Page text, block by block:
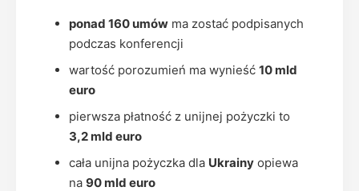
ponad 160 umów ma zostać podpisanych
podczas konferencji
wartość porozumień ma wynieść 10 mld
euro
pierwsza płatność z unijnej pożyczki to
3,2 mld euro
cała unijna pożyczka dla Ukrainy opiewa
na 90 mld euro